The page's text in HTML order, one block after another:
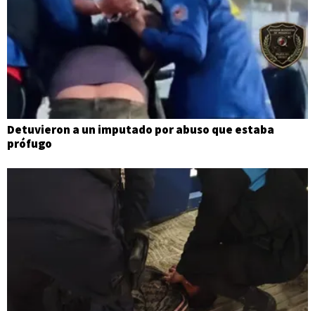
Detuvieron a un imputado por abuso que estaba
prófugo